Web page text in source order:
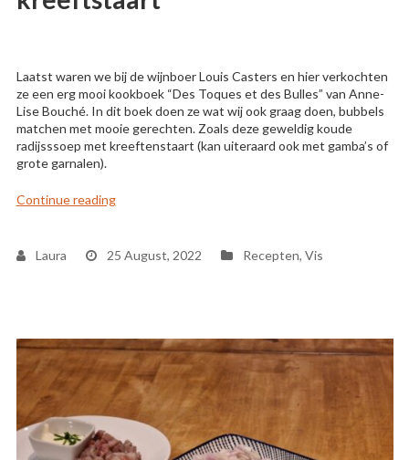
Laatst waren we bij de wijnboer Louis Casters en hier verkochten
ze een erg mooi kookboek “Des Toques et des Bulles” van Anne-
Lise Bouché. In dit boek doen ze wat wij ook graag doen, bubbels
matchen met mooie gerechten. Zoals deze geweldig koude
radijsssoep met kreeftenstaart (kan uiteraard ook met gamba’s of
grote garnalen).
Continue reading“Koude radijssoep met kreeftstaart”
Laura 25 August, 2022 Recepten, Vis